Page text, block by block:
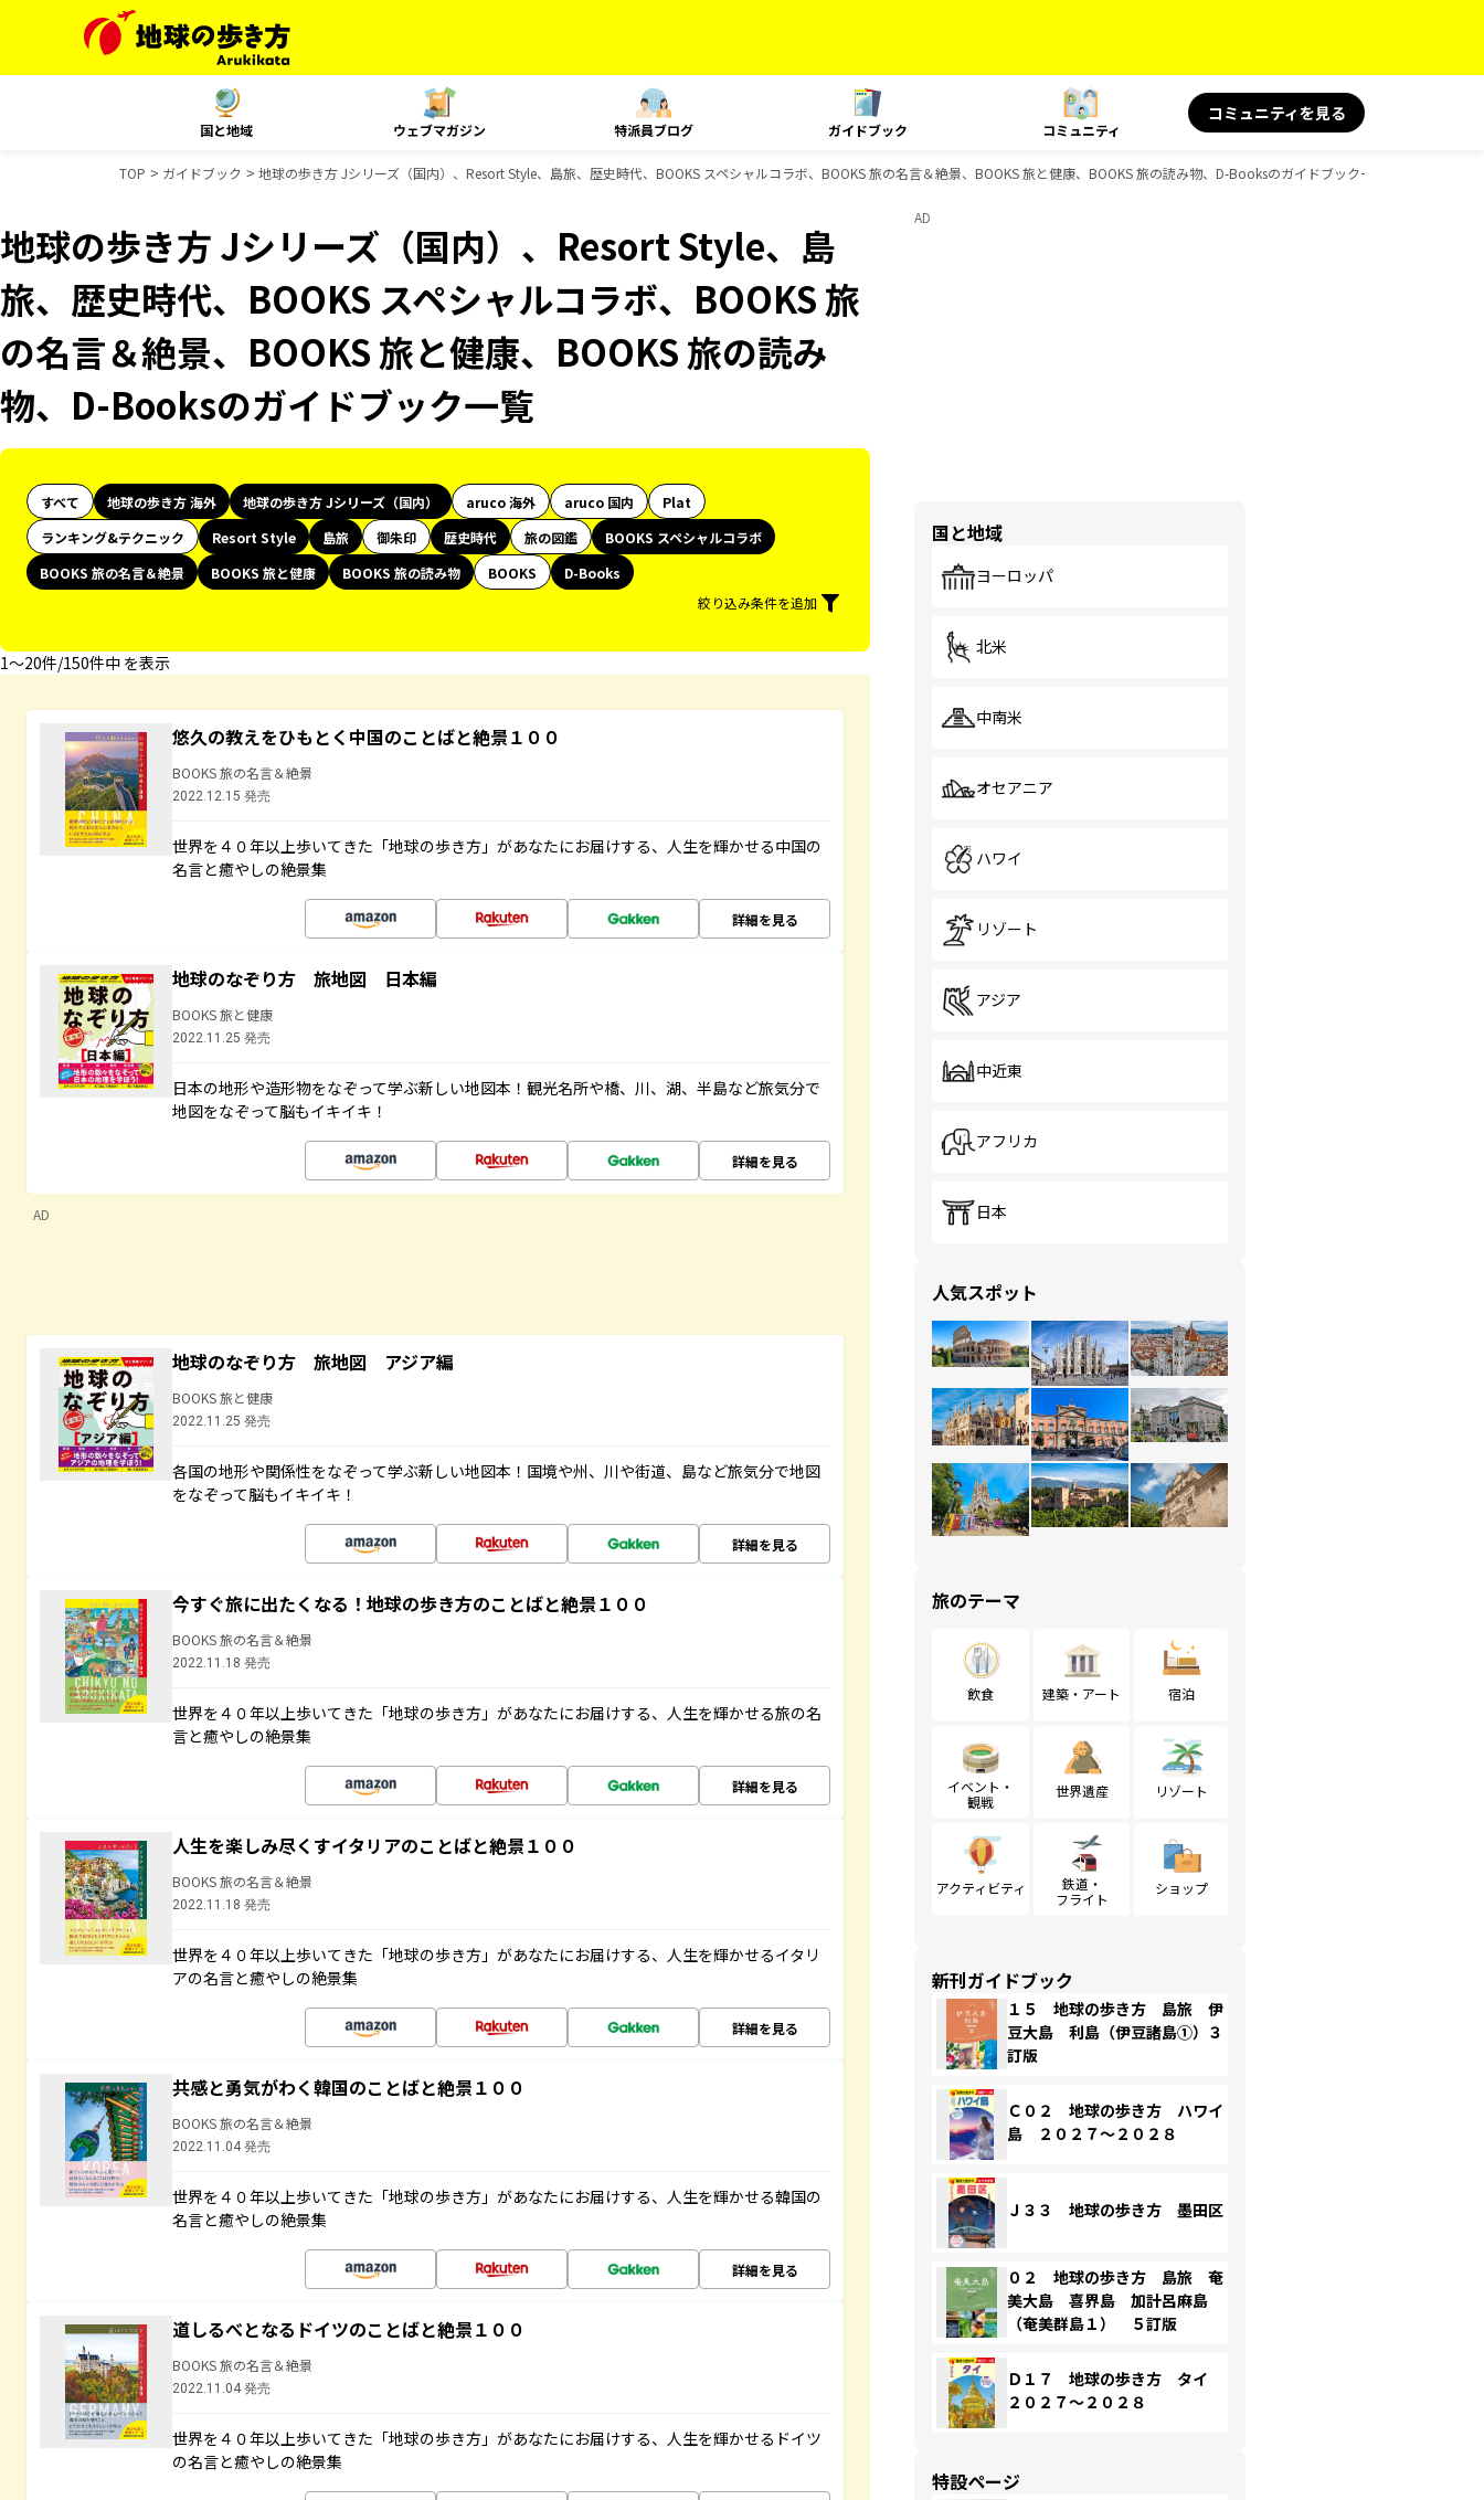
国と地域 ウェブマガジン 特派員ブログ ガイドブック コミュニティ
コミュニティを見る
TOP ガイドブック 地球の歩き方 Jシリーズ（国内）、Resort Style、島旅、歴史時代、BOOKS スペシャルコラボ、BOOKS 旅の名言＆絶景、BOOKS 旅と健康、BOOKS 旅の読み物、D-Booksのガイドブック一覧
地球の歩き方 Jシリーズ（国内）、Resort Style、島
旅、歴史時代、BOOKS スペシャルコラボ、BOOKS 旅
の名言＆絶景、BOOKS 旅と健康、BOOKS 旅の読み
物、D-Booksのガイドブック一覧
すべて 地球の歩き方 海外 地球の歩き方 Jシリーズ（国内） aruco 海外 aruco 国内
Plat
ランキング&テクニック
Resort Style 島旅 御朱印 歴史時代 旅の図鑑
BOOKS スペシャルコラボ
BOOKS 旅の名言＆絶景
BOOKS 旅と健康 BOOKS 旅の読み物 BOOKS
D-Books
絞り込み条件を追加
1〜20件/150件中 を表示
悠久の教えをひもとく中国のことばと絶景１００
BOOKS 旅の名言＆絶景
2022.12.15 発売
世界を４０年以上歩いてきた「地球の歩き方」があなたにお届けする、人生を輝かせる中国の
名言と癒やしの絶景集
詳細を見る
地球のなぞり方 旅地図 日本編
BOOKS 旅と健康
2022.11.25 発売
日本の地形や造形物をなぞって学ぶ新しい地図本！観光名所や橋、川、湖、半島など旅気分で
地図をなぞって脳もイキイキ！
詳細を見る
AD
地球のなぞり方 旅地図 アジア編
BOOKS 旅と健康
2022.11.25 発売
各国の地形や関係性をなぞって学ぶ新しい地図本！国境や州、川や街道、島など旅気分で地図
をなぞって脳もイキイキ！
詳細を見る
今すぐ旅に出たくなる！地球の歩き方のことばと絶景１００
BOOKS 旅の名言＆絶景
2022.11.18 発売
世界を４０年以上歩いてきた「地球の歩き方」があなたにお届けする、人生を輝かせる旅の名
言と癒やしの絶景集
詳細を見る
人生を楽しみ尽くすイタリアのことばと絶景１００
BOOKS 旅の名言＆絶景
2022.11.18 発売
世界を４０年以上歩いてきた「地球の歩き方」があなたにお届けする、人生を輝かせるイタリ
アの名言と癒やしの絶景集
詳細を見る
共感と勇気がわく韓国のことばと絶景１００
BOOKS 旅の名言＆絶景
2022.11.04 発売
世界を４０年以上歩いてきた「地球の歩き方」があなたにお届けする、人生を輝かせる韓国の
名言と癒やしの絶景集
詳細を見る
道しるべとなるドイツのことばと絶景１００
BOOKS 旅の名言＆絶景
2022.11.04 発売
世界を４０年以上歩いてきた「地球の歩き方」があなたにお届けする、人生を輝かせるドイツ
の名言と癒やしの絶景集
AD
国と地域
ヨーロッパ
北米
中南米
オセアニア
ハワイ
リゾート
アジア
中近東
アフリカ
日本
人気スポット
旅のテーマ
飲食 建築・アート 宿泊
イベント・
観戦
世界遺産 リゾート
アクティビティ
鉄道・
フライト
ショップ
新刊ガイドブック
１５ 地球の歩き方 島旅 伊
豆大島 利島（伊豆諸島①）３
訂版
Ｃ０２ 地球の歩き方 ハワイ
島 ２０２７～２０２８
Ｊ３３ 地球の歩き方 墨田区
０２ 地球の歩き方 島旅 奄
美大島 喜界島 加計呂麻島
（奄美群島１） ５訂版
Ｄ１７ 地球の歩き方 タイ
２０２７～２０２８
特設ページ